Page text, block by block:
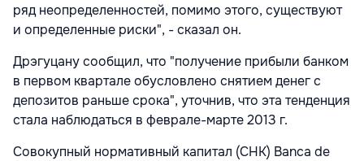
ряд неопределенностей, помимо этого, существуют
и определенные риски", - сказал он.
Дрэгуцану сообщил, что "получение прибыли банком
в первом квартале обусловлено снятием денег с
депозитов раньше срока", уточнив, что эта тенденция
стала наблюдаться в феврале-марте 2013 г.
Совокупный нормативный капитал (СНК) Banca de